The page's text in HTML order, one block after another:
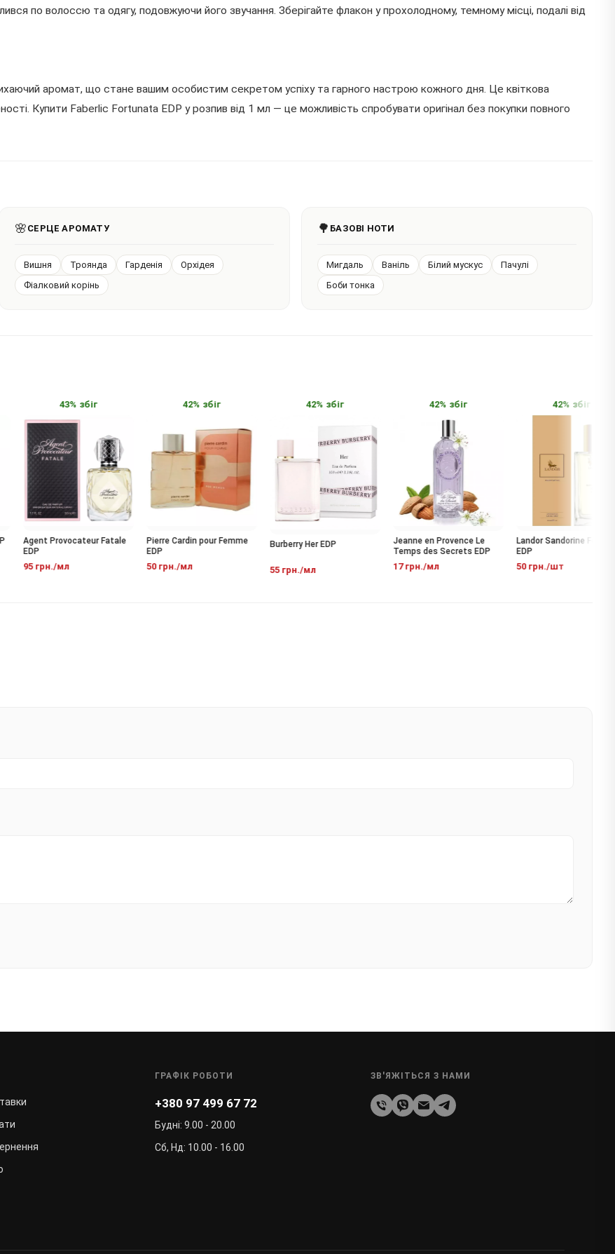
по волоссю та одягу, подовжуючи його звучання. Зберігайте флакон у прохолодному, темному місці, подалі від
аромат, що стане вашим особистим секретом успіху та гарного настрою кожного дня. Це квіткова
Купити Faberlic Fortunata EDP у розпив від 1 мл — це можливість спробувати оригінал без покупки повного
🌸 СЕРЦЕ АРОМАТУ
Вишня Троянда Гарденія
Орхідея
Фіалковий корінь
🌳 БАЗОВІ НОТИ
Мигдаль Ваніль Білий мускус
Пачулі
Боби тонка
43% збіг
Agent Provocateur Fatale
EDP
95 грн./мл
42% збіг
Pierre Cardin pour Femme
EDP
50 грн./мл
42% збіг
Burberry Her EDP
55 грн./мл
42% збіг
Jeanne en Provence Le
Temps des Secrets EDP
17 грн./мл
42% збіг
Landor Sandorine For Her
EDP
50 грн./шт
ГРАФІК РОБОТИ
+380 97 499 67 72
Будні: 9.00 - 20.00
Сб, Нд: 10.00 - 16.00
ЗВ'ЯЖІТЬСЯ З НАМИ